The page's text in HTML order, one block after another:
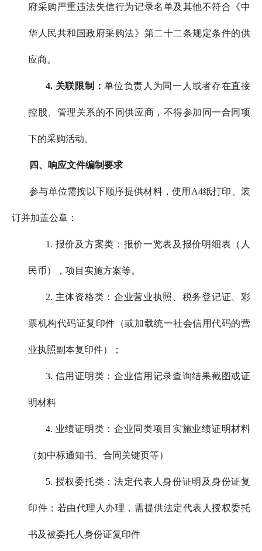
府采购严重违法失信行为记录名单及其他不符合《中
华人民共和国政府采购法》第二十二条规定条件的供
应商。
4. 关联限制：单位负责人为同一人或者存在直接
控股、管理关系的不同供应商，不得参加同一合同项
下的采购活动。
四、响应文件编制要求
参与单位需按以下顺序提供材料，使用A4纸打印、装
订并加盖公章：
1. 报价及方案类：报价一览表及报价明细表（人
民币），项目实施方案等。
2. 主体资格类：企业营业执照、税务登记证、彩
票机构代码证复印件（或加载统一社会信用代码的营
业执照副本复印件）；
3. 信用证明类：企业信用记录查询结果截图或证
明材料
4. 业绩证明类：企业同类项目实施业绩证明材料
（如中标通知书、合同关键页等）
5. 授权委托类：法定代表人身份证明及身份证复
印件；若由代理人办理，需提供法定代表人授权委托
书及被委托人身份证复印件